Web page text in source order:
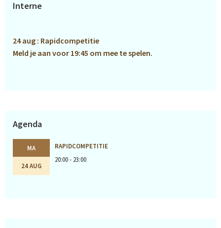
Interne
24 aug : Rapidcompetitie
Meld je aan voor 19:45 om mee te spelen.
Agenda
MA
24 AUG
RAPIDCOMPETITIE
20:00 - 23:00